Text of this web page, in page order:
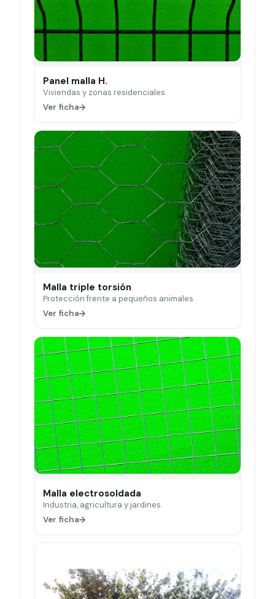
Panel malla H.
Viviendas y zonas residenciales.
Ver ficha
Malla triple torsión
Protección frente a pequeños animales.
Ver ficha
Malla electrosoldada
Industria, agricultura y jardines.
Ver ficha